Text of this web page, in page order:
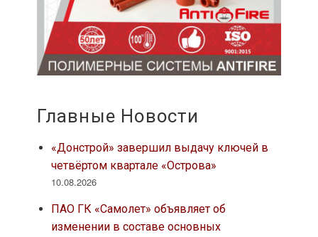
Главные Новости
«Донстрой» завершил выдачу ключей в
четвёртом квартале «Острова»
10.08.2026
ПАО ГК «Самолет» объявляет об
изменении в составе основных